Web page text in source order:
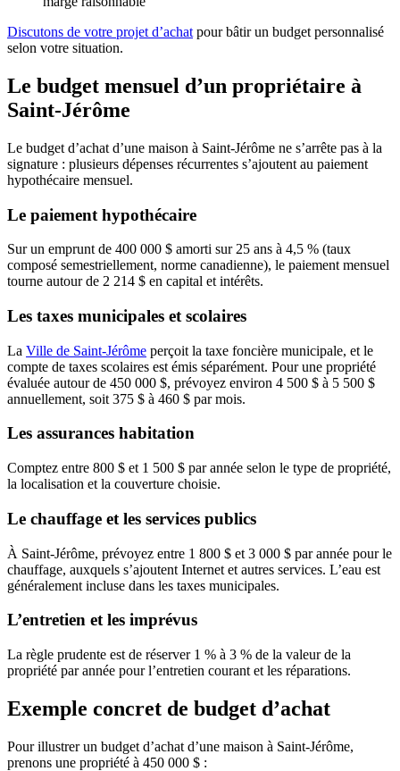
Discutons de votre projet d’achat pour bâtir un budget personnalisé
selon votre situation.
Le budget mensuel d’un propriétaire à
Saint-Jérôme
Le budget d’achat d’une maison à Saint-Jérôme ne s’arrête pas à la
signature : plusieurs dépenses récurrentes s’ajoutent au paiement
hypothécaire mensuel.
Le paiement hypothécaire
Sur un emprunt de 400 000 $ amorti sur 25 ans à 4,5 % (taux
composé semestriellement, norme canadienne), le paiement mensuel
tourne autour de 2 214 $ en capital et intérêts.
Les taxes municipales et scolaires
La Ville de Saint-Jérôme perçoit la taxe foncière municipale, et le
compte de taxes scolaires est émis séparément. Pour une propriété
évaluée autour de 450 000 $, prévoyez environ 4 500 $ à 5 500 $
annuellement, soit 375 $ à 460 $ par mois.
Les assurances habitation
Comptez entre 800 $ et 1 500 $ par année selon le type de propriété,
la localisation et la couverture choisie.
Le chauffage et les services publics
À Saint-Jérôme, prévoyez entre 1 800 $ et 3 000 $ par année pour le
chauffage, auxquels s’ajoutent Internet et autres services. L’eau est
généralement incluse dans les taxes municipales.
L’entretien et les imprévus
La règle prudente est de réserver 1 % à 3 % de la valeur de la
propriété par année pour l’entretien courant et les réparations.
Exemple concret de budget d’achat
Pour illustrer un budget d’achat d’une maison à Saint-Jérôme,
prenons une propriété à 450 000 $ :